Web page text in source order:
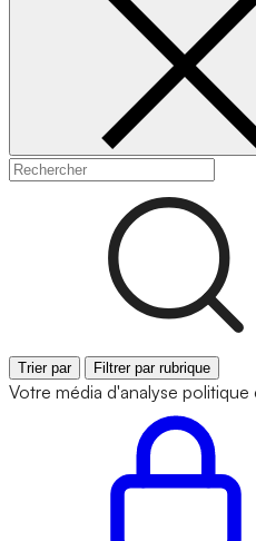
Trier par Filtrer par rubrique
Votre média d'analyse